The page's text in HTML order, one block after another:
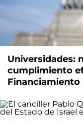
Universidades:
cumplimiento
Financiamiento